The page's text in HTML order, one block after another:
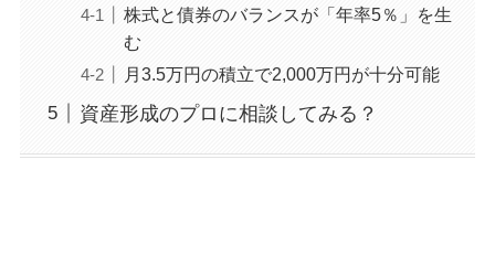
株式と債券のバランスが「年率5％」を生
む
月3.5万円の積立で2,000万円が十分可能
資産形成のプロに相談してみる？